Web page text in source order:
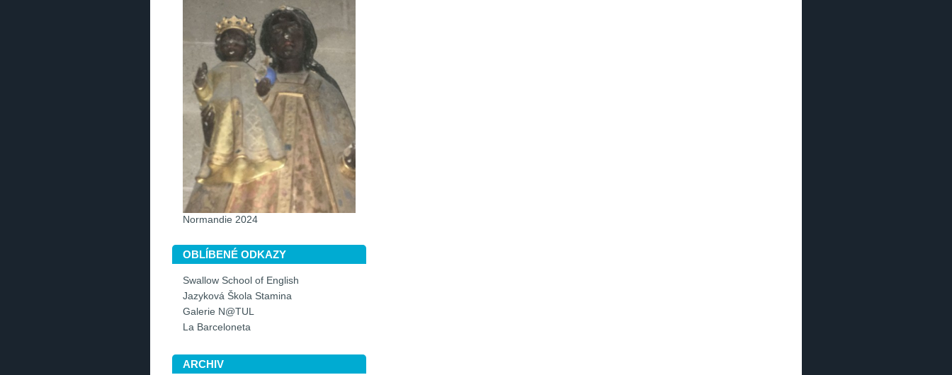
Normandie 2024
OBLÍBENÉ ODKAZY
Swallow School of English
Jazyková Škola Stamina
Galerie N@TUL
La Barceloneta
ARCHIV